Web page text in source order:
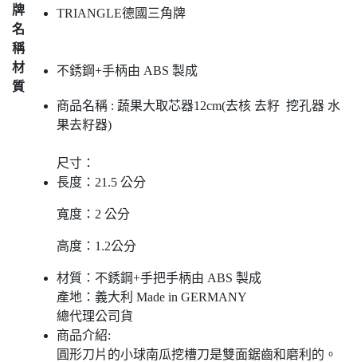
牌
名
稱
TRIANGLE德國三角牌
材
質
不銹鋼+手柄由 ABS 製成
商品名稱 : 蔬果大取芯器12cm(去核 去籽 挖孔器 水
果去籽器)
尺寸：
長度：21.5 公分
寬度：2 公分
高度：1.2公分
材質：不銹鋼+手把手柄由 ABS 製成
產地：義大利 Made in GERMANY
總代理公司貨
商品介紹:
圓形刀片的小球南瓜挖槽刀是雙面鋸齒和磨利的。